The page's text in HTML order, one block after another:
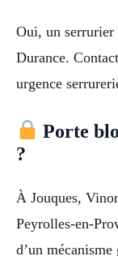
Oui, un serrurier
Durance.
urgence
Porte
?
À Jouques,
Peyrolles-en-
d’un